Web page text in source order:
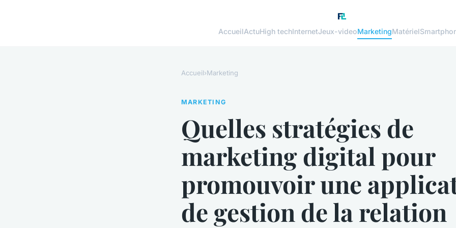
AccueilActuHigh techInternetJeux-videoMarketingMatériel
Accueil›Marketing
MARKETING
Quelles stratégies de
marketing digital pour
promouvoir une
de gestion de la relation